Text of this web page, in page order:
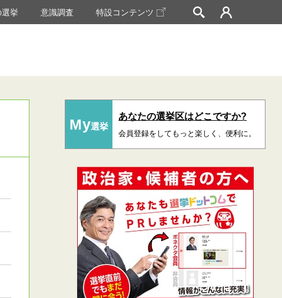
挙 意識調査 特設コンテンツ
My選挙
あなたの選挙区はどこですか?
会員登録をしてもっと楽しく、便利に。